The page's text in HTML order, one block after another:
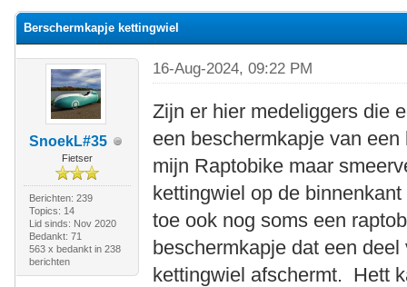
Berschermkapje kettingwiel
SnoekL#35
Fietser
Berichten: 239
Topics: 14
Lid sinds: Nov 2020
Bedankt: 71
563 x bedankt in 238
berichten
16-Aug-2024, 09:22 PM
Zijn er hier medeliggers die
een beschermkapje van
mijn Raptobike maar
kettingwiel op de
toe ook nog soms een
beschermkapje dat een
kettingwiel afschermt. Hett